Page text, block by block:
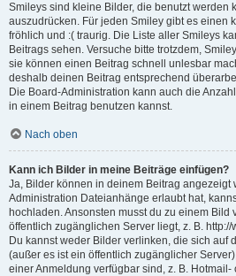
Smileys sind kleine Bilder, die benutzt werden
auszudrücken. Für jeden Smiley gibt es einen
fröhlich und :( traurig. Die Liste aller Smileys
Beitrags sehen. Versuche bitte trotzdem,
sie können einen Beitrag schnell unlesbar
deshalb deinen Beitrag entsprechend
Die Board-Administration kann auch die
in einem Beitrag benutzen kannst.
Nach oben
Kann ich Bilder in meine Beiträge einfügen?
Ja, Bilder können in deinem Beitrag angezeigt
Administration Dateianhänge erlaubt hat,
hochladen. Ansonsten musst du zu einem Bild
öffentlich zugänglichen Server liegt, z. B.
Du kannst weder Bilder verlinken, die sich auf
(außer es ist ein öffentlich zugänglicher
einer Anmeldung verfügbar sind, z. B.